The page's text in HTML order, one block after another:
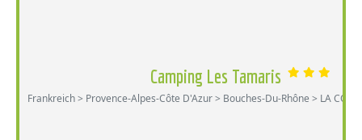
Camping Les Tamaris
Frankreich > Provence-Alpes-Côte D'Azur > Bouches-Du-Rhône > LA